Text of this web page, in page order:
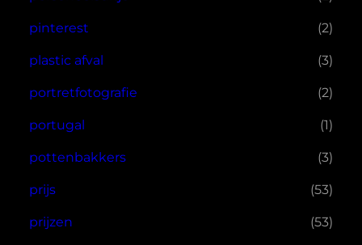
pinterest (2)
plastic afval (3)
portretfotografie (2)
portugal (1)
pottenbakkers (3)
prijs (53)
prijzen (53)